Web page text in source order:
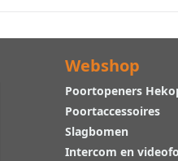
Webshop
Poortopeners
Poortaccessoires
Slagbomen
Intercom en